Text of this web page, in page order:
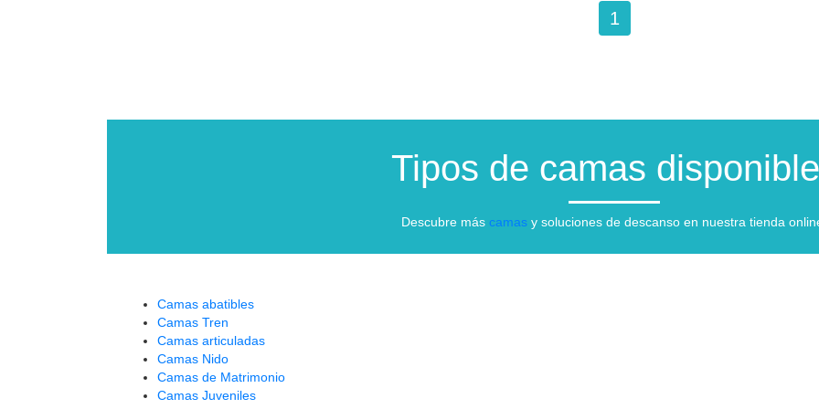
1
Tipos de camas
Descubre más camas y soluciones de descanso en nuestra tienda
Camas abatibles
Camas Tren
Camas articuladas
Camas Nido
Camas de Matrimonio
Camas Juveniles